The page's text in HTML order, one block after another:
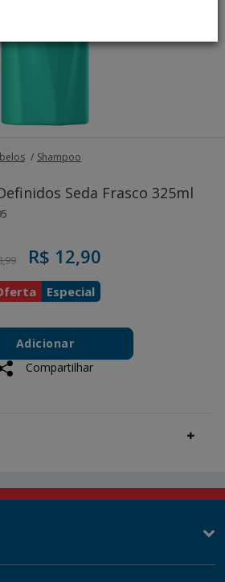
Shampoo
Seda Frasco 325ml
reduced from
R$ 12,90
Especial
Adicionar
Compartilhar